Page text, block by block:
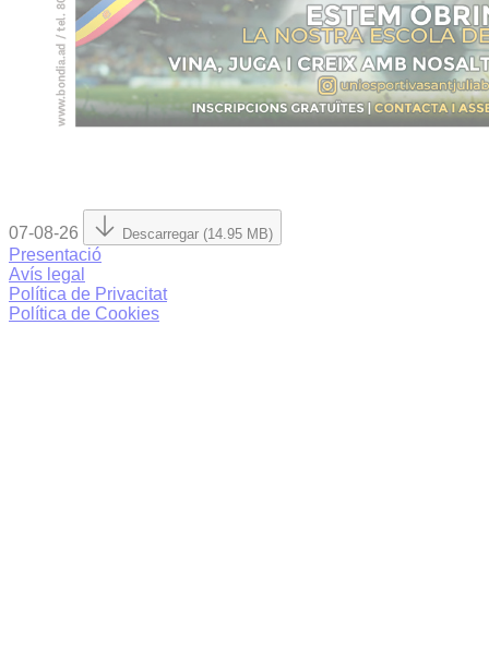
07-08-26 Descarregar (14.95 MB)
Presentació
Avís legal
Política de Privacitat
Política de Cookies